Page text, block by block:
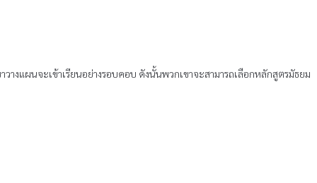
งแผนจะเข้าเรียนอย่างรอบคอบ ดังนั้นพวกเขาจะสามารถเลือกหลักสูตรมัธยม